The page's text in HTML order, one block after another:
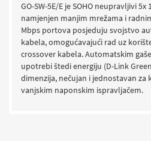
GO-SW-5E/E je SOHO neupravljivi
namjenjen manjim mrežama i
Mbps portova posjeduju svojstvo
kabela, omogućavajući rad uz
crossover kabela. Automatskim
upotrebi štedi energiju (D-Link
dimenzija, nečujan i jednostavan za
vanjskim naponskim ispravljačem.